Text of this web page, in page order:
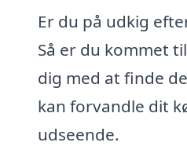
Er du på udkig
Så er du kommet
dig med at finde
kan forvandle dit
udseende.